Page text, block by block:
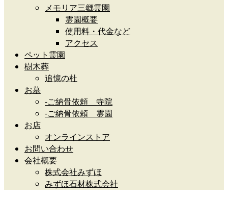
メモリア三郷霊園
霊園概要
使用料・代金など
アクセス
ペット霊園
樹木葬
追憶の杜
お墓
-ご納骨依頼 寺院
-ご納骨依頼 霊園
お店
オンラインストア
お問い合わせ
会社概要
株式会社みずほ
みずほ石材株式会社